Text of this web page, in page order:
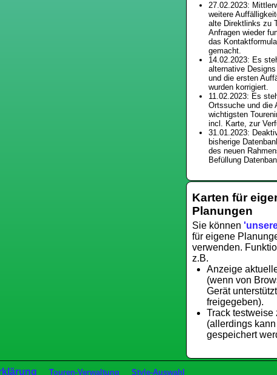
27.02.2023:
weitere
alte Direktlinks zu
Anfragen wieder
das
gemacht.
14.02.2023: Es
alternative
und die ersten
wurden korrigiert.
11.02.2023: Es
Ortssuche und die
wichtigsten
incl. Karte, zur
31.01.2023:
bisherige
des neuen
Befüllung
Karten für
Planungen
Sie können
für eigene
verwenden.
z.B.
Anzeige
(wenn von
Gerät
freigegeben).
Track testweise
(allerdings
gespeichert
Touren-Verwaltung Style-Auswahl